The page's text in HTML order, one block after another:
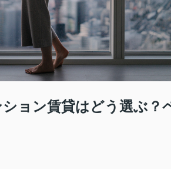
ョン賃貸はどう選ぶ？